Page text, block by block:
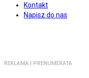
Kontakt
Napisz do nas
REKLAMA I PRENUMERATA